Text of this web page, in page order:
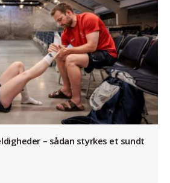
– sådan styrkes et sundt